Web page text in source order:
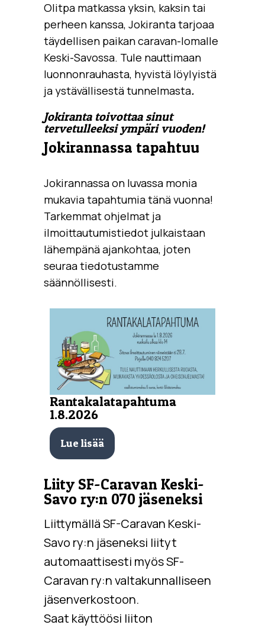
Olitpa matkassa yksin, kaksin tai
perheen kanssa, Jokiranta tarjoaa
täydellisen paikan caravan-lomalle
Keski-Savossa. Tule nauttimaan
luonnonrauhasta, hyvistä löylyistä
ja ystävällisestä tunnelmasta.
Jokiranta toivottaa sinut
tervetulleeksi ympäri vuoden!
Jokirannassa tapahtuu
Jokirannassa on luvassa monia
mukavia tapahtumia tänä vuonna!
Tarkemmat ohjelmat ja
ilmoittautumistiedot julkaistaan
lähempänä ajankohtaa, joten
seuraa tiedotustamme
säännöllisesti.
Rantakalatapahtuma
1.8.2026
Lue lisää
Liity SF-Caravan Keski-
Savo ry:n 070 jäseneksi
Liittymällä SF-Caravan Keski-
Savo ry:n jäseneksi liityt
automaattisesti myös SF-
Caravan ry:n valtakunnalliseen
jäsenverkostoon.
Saat käyttöösi liiton